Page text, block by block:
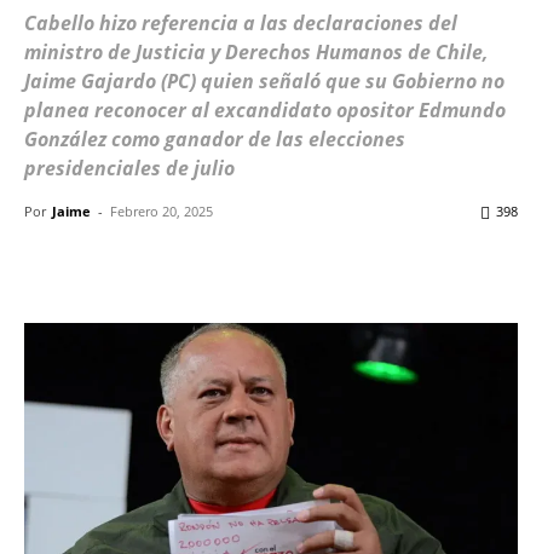
Cabello hizo referencia a las declaraciones del
ministro de Justicia y Derechos Humanos de Chile,
Jaime Gajardo (PC) quien señaló que su Gobierno no
planea reconocer al excandidato opositor Edmundo
González como ganador de las elecciones
presidenciales de julio
Por Jaime - Febrero 20, 2025 398